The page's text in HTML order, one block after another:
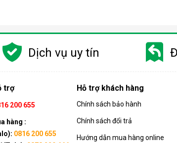
Dịch vụ uy tín
trợ
200 655
hàng :
0816 200 655
Hỗ trợ khách hàng
Chính sách bảo hành
Chính sách đổi trả
Hướng dẫn mua hàng online